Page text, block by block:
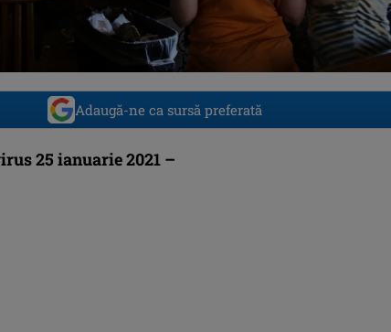
Adaugă-ne ca sursă preferată
25 ianuarie 2021 –